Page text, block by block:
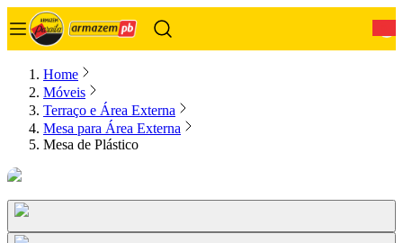
Home
Móveis
Terraço e Área Externa
Mesa para Área Externa
Mesa de Plástico